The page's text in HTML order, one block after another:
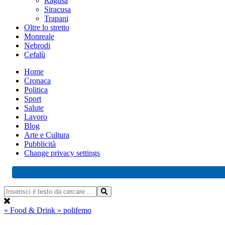
Siracusa
Trapani
Oltre lo stretto
Monreale
Nebrodi
Cefalù
Home
Cronaca
Politica
Sport
Salute
Lavoro
Blog
Arte e Cultura
Pubblicità
Change privacy settings
» Food & Drink » polifemo